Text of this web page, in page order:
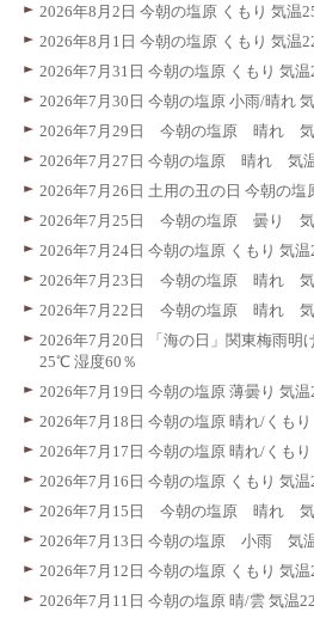
2026年8月2日 今朝の塩原 くもり 気温
2026年8月1日 今朝の塩原 くもり 気温
2026年7月31日 今朝の塩原 くもり 気
2026年7月30日 今朝の塩原 小雨/晴れ
2026年7月29日 今朝の塩原 晴れ
2026年7月27日 今朝の塩原 晴れ 気
2026年7月26日 土用の丑の日 今朝の
2026年7月25日 今朝の塩原 曇り
2026年7月24日 今朝の塩原 くもり 気
2026年7月23日 今朝の塩原 晴れ
2026年7月22日 今朝の塩原 晴れ
2026年7月20日 「海の日」関東梅雨
25℃ 湿度60％
2026年7月19日 今朝の塩原 薄曇り 気
2026年7月18日 今朝の塩原 晴れ/くも
2026年7月17日 今朝の塩原 晴れ/くも
2026年7月16日 今朝の塩原 くもり 気
2026年7月15日 今朝の塩原 晴れ
2026年7月13日 今朝の塩原 小雨 気
2026年7月12日 今朝の塩原 くもり 気
2026年7月11日 今朝の塩原 晴/雲 気温